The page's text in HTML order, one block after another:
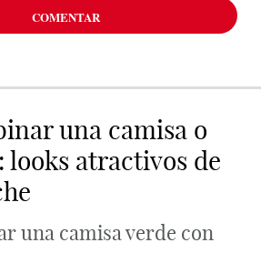
COMENTAR
una camisa o
looks atractivos de
una camisa verde con